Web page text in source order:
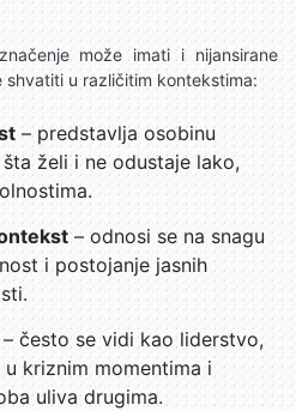
može imati i nijansirane
u različitim kontekstima:
– predstavlja osobinu
želi i ne odustaje lako,
– odnosi se na snagu
i postojanje jasnih
– često se vidi kao liderstvo,
kriznim momentima i
uliva drugima.